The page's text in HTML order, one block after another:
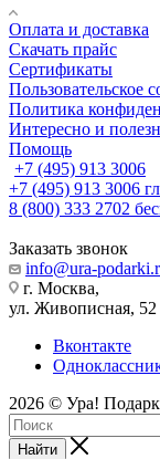
Оплата и доставка
Скачать прайс
Сертификаты
Пользовательское
Политика
Интересно и
Помощь
+7 (495) 913 3006
+7 (495) 913 3006
8 (800) 333 2702
Заказать звонок
info@ura-
г. Москва,
ул. Живописная, 52
Вконтакте
2026 © Ура!
Найти